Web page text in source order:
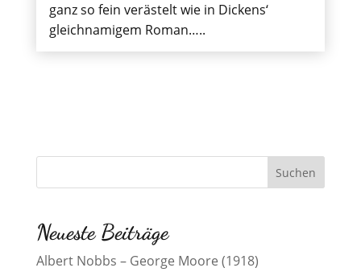
ganz so fein verästelt wie in Dickens‘
gleichnamigem Roman…..
Neueste Beiträge
Albert Nobbs – George Moore (1918)